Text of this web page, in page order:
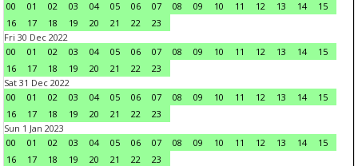
00
01 02 03 04 05 06 07 08 09 10 11 12 13 14
15
16
17 18 19 20 21 22
23
Fri 30 Dec 2022
00
01 02 03 04 05 06 07 08 09 10 11 12 13 14
15
16
17 18 19 20 21 22
23
Sat 31 Dec 2022
00
01 02 03 04 05 06 07 08 09 10 11 12 13 14
15
16
17 18 19 20 21 22
23
Sun 1 Jan 2023
00
01 02 03 04 05 06 07 08 09 10 11 12 13 14
15
16
17 18 19 20 21 22
23